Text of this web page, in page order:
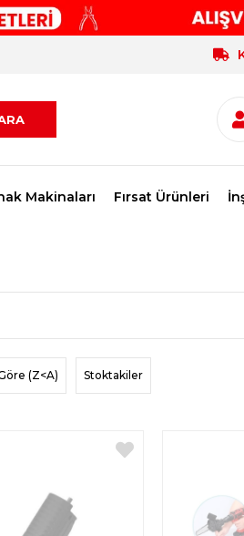
Makinaları Fırsat Ürünleri
(Z<A) Stoktakiler